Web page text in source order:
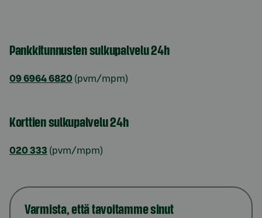
Pankkitunnusten sulkupalvelu 24h
09 6964 6820 (pvm/mpm)
Korttien sulkupalvelu 24h
020 333 (pvm/mpm)
Varmista, että tavoitamme sinut